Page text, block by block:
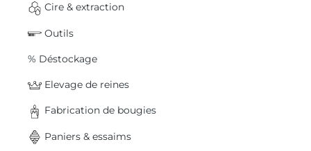
Cire & extraction
Outils
% Déstockage
Elevage de reines
Fabrication de bougies
Paniers & essaims